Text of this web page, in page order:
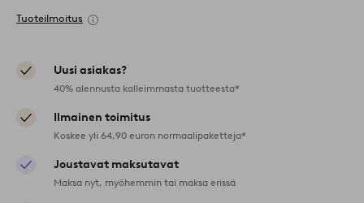
Tuoteilmoitus
Uusi asiakas?
40% alennusta kalleimmasta tuotteesta*
Ilmainen toimitus
Koskee yli 64,90 euron normaalipaketteja*
Joustavat maksutavat
Maksa nyt, myöhemmin tai maksa erissä